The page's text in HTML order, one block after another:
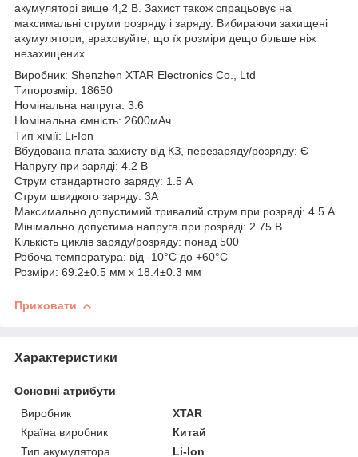
акумуляторі вище 4,2 В. Захист також спрацьовує на
максимальні струми розряду і заряду. Вибираючи захищені
акумулятори, враховуйте, що їх розміри дещо більше ніж
незахищених.
Виробник: Shenzhen XTAR Electronics Co., Ltd
Типорозмір: 18650
Номінальна напруга: 3.6
Номінальна ємність: 2600мАч
Тип хімії: Li-Ion
Вбудована плата захисту від КЗ, перезаряду/розряду: Є
Напругу при заряді: 4.2 В
Струм стандартного заряду: 1.5 А
Струм швидкого заряду: 3А
Максимально допустимий тривалий струм при розряді: 4.5 А
Мінімально допустима напруга при розряді: 2.75 В
Кількість циклів заряду/розряду: понад 500
Робоча температура: від -10°C до +60°C
Розміри: 69.2±0.5 мм х 18.4±0.3 мм
Приховати
Характеристики
Основні атрибути
Виробник
XTAR
Країна виробник
Китай
Тип акумулятора
Li-Ion